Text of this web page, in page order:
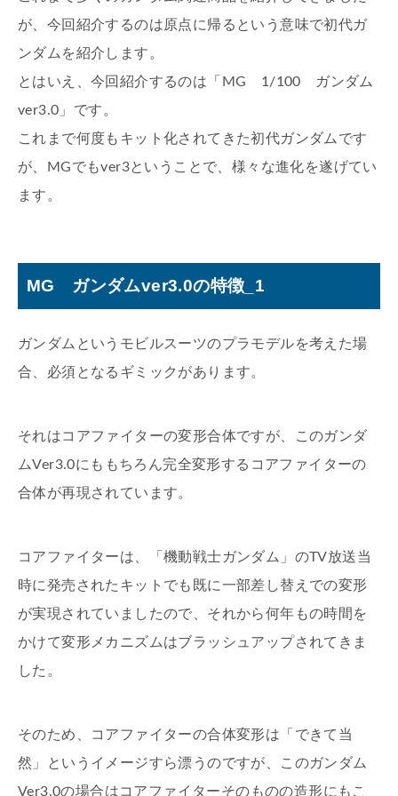
が、今回紹介するのは原点に帰るという意味で初代ガ
ンダムを紹介します。
とはいえ、今回紹介するのは「MG 1/100 ガンダム
ver3.0」です。
これまで何度もキット化されてきた初代ガンダムです
が、MGでもver3ということで、様々な進化を遂げてい
ます。
MG ガンダムver3.0の特徴_1
ガンダムというモビルスーツのプラモデルを考えた場
合、必須となるギミックがあります。
それはコアファイターの変形合体ですが、このガンダ
ムVer3.0にももちろん完全変形するコアファイターの
合体が再現されています。
コアファイターは、「機動戦士ガンダム」のTV放送当
時に発売されたキットでも既に一部差し替えでの変形
が実現されていましたので、それから何年もの時間を
かけて変形メカニズムはブラッシュアップされてきま
した。
そのため、コアファイターの合体変形は「できて当
然」というイメージすら漂うのですが、このガンダム
Ver3.0の場合はコアファイターそのものの造形にもこ